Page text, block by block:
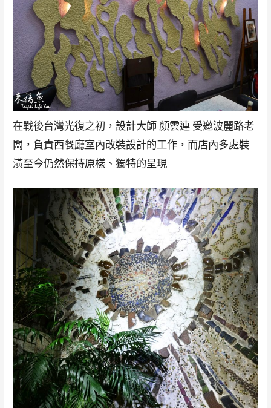
在戰後台灣光復之初，設計大師 顏雲連 受邀波麗路老
闆，負責西餐廳室內改裝設計的工作，而店內多處裝
潢至今仍然保持原樣、獨特的呈現